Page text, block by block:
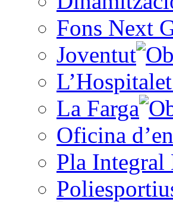
Fons Next
Joventut
La Farga
Oficina
Pla Integral